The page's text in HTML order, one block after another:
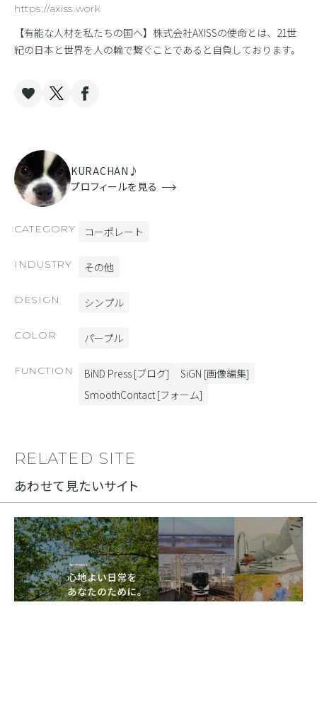
https://axiss.work
【有能な人材を私たちの国へ】株式会社AXISSの使命とは、21世
紀の日本と世界を人の輪で繋ぐことであると自負しております。
KURACHAN♪
プロフィールを見る
CATEGORY コーポレート
INDUSTRY その他
DESIGN シンプル
COLOR パープル
FUNCTION BiND Press [ブログ]
SiGN [画像編集]
SmoothContact [フォーム]
RELATED SITE
あわせて見たいサイト